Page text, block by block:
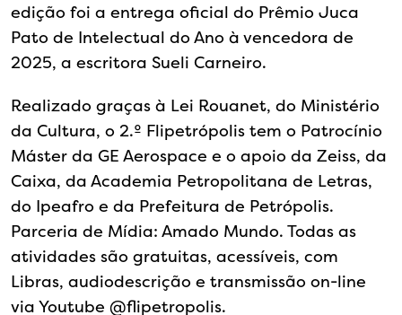
edição foi a entrega oficial do Prêmio Juca
Pato de Intelectual do Ano à vencedora de
2025, a escritora Sueli Carneiro.
Realizado graças à Lei Rouanet, do Ministério
da Cultura, o 2.º Flipetrópolis tem o Patrocínio
Máster da GE Aerospace e o apoio da Zeiss, da
Caixa, da Academia Petropolitana de Letras,
do Ipeafro e da Prefeitura de Petrópolis.
Parceria de Mídia: Amado Mundo. Todas as
atividades são gratuitas, acessíveis, com
Libras, audiodescrição e transmissão on-line
via Youtube @flipetropolis.